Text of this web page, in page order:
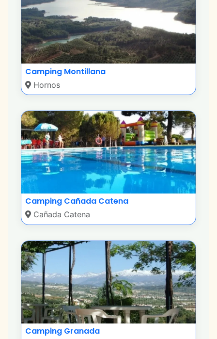
Camping Montillana
Hornos
Camping Cañada Catena
Cañada Catena
Camping Granada